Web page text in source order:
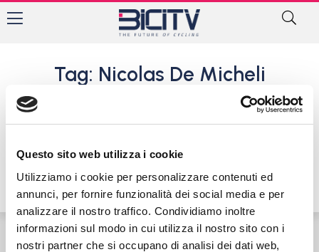
Questo sito web utilizza i cookie
Utilizziamo i cookie per personalizzare contenuti ed
annunci, per fornire funzionalità dei social media e per
analizzare il nostro traffico. Condividiamo inoltre
informazioni sul modo in cui utilizza il nostro sito con i
nostri partner che si occupano di analisi dei dati web,
Tag: Nicolas De Micheli
insieme per i giovani Under
12 Dicembre 2016